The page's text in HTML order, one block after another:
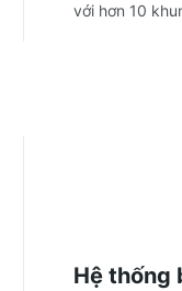
với hơn 10
Hệ thống